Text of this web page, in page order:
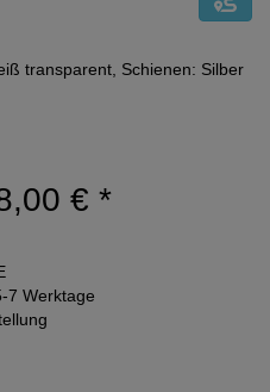
transparent, Schienen: Silber
€ *
7 Werktage